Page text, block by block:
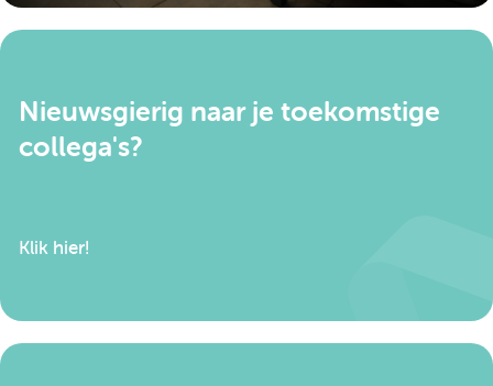
Nieuwsgierig naar je toekomstige
collega's?
Klik hier!